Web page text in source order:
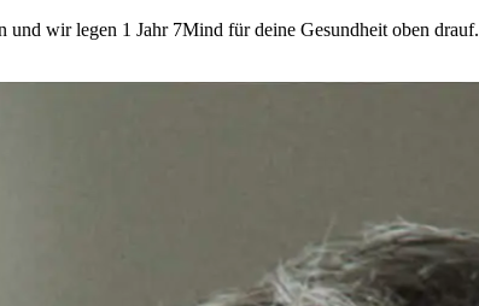
und wir legen 1 Jahr 7Mind für deine Gesundheit oben drauf.